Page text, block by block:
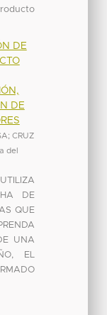
DE
DE
; CRUZ
del
DE
QUE
UNA
EL